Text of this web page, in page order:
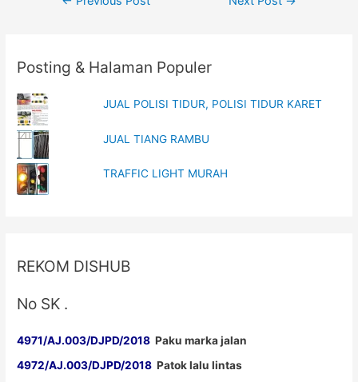
i
n
o
w
)
s
w
i
Posting & Halaman Populer
JUAL POLISI TIDUR, POLISI TIDUR KARET
JUAL TIANG RAMBU
TRAFFIC LIGHT MURAH
REKOM DISHUB
No SK .
4971/AJ.003/DJPD/2018 Paku marka jalan
4972/AJ.003/DJPD/2018 Patok lalu lintas